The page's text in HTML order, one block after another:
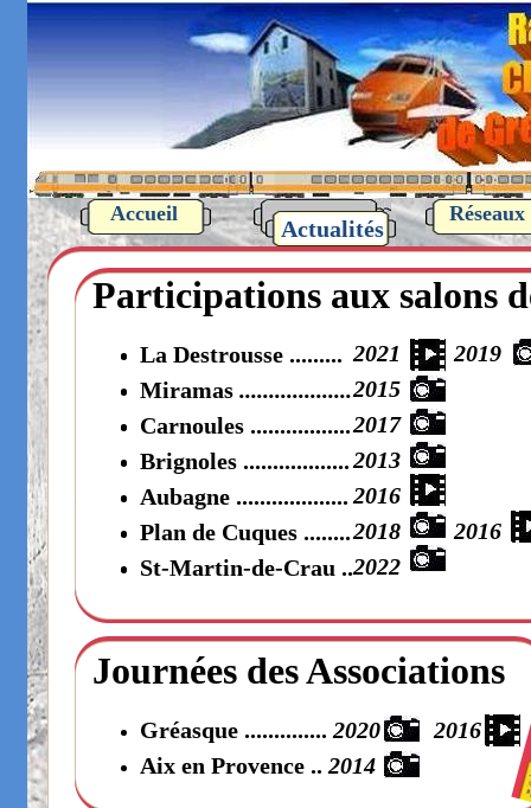
Accueil Actualités Réseaux
Actualités
2021
2019
2015
2017
2013
2016
2018 2016
2022
Participations aux salons
La Destrousse .........
Miramas...................
Carnoules.................
Brignoles..................
Aubagne...................
Plan de Cuques........
St-Martin-de-Crau ..
Journées des Associations
Gréasque .............. 2020 2016
Aix en Provence .. 2014